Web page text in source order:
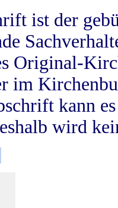
ist der
Original-
im
kann
wird